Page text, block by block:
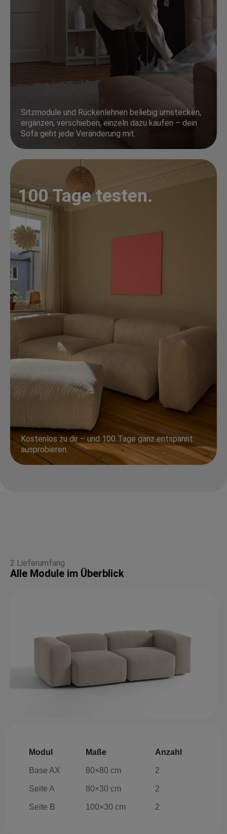
Sitzmodule und Rückenlehnen beliebig umstecken,
ergänzen, verschieben, einzeln dazu kaufen – dein
Sofa geht jede Veränderung mit.
100 Tage testen.
Kostenlos zu dir – und 100 Tage ganz entspannt
ausprobieren.
2 Lieferumfang
Alle Module im Überblick
Modul Maße Anzahl
Base AX 80×80 cm 2
Seite A 80×30 cm 2
Seite B 100×30 cm 2